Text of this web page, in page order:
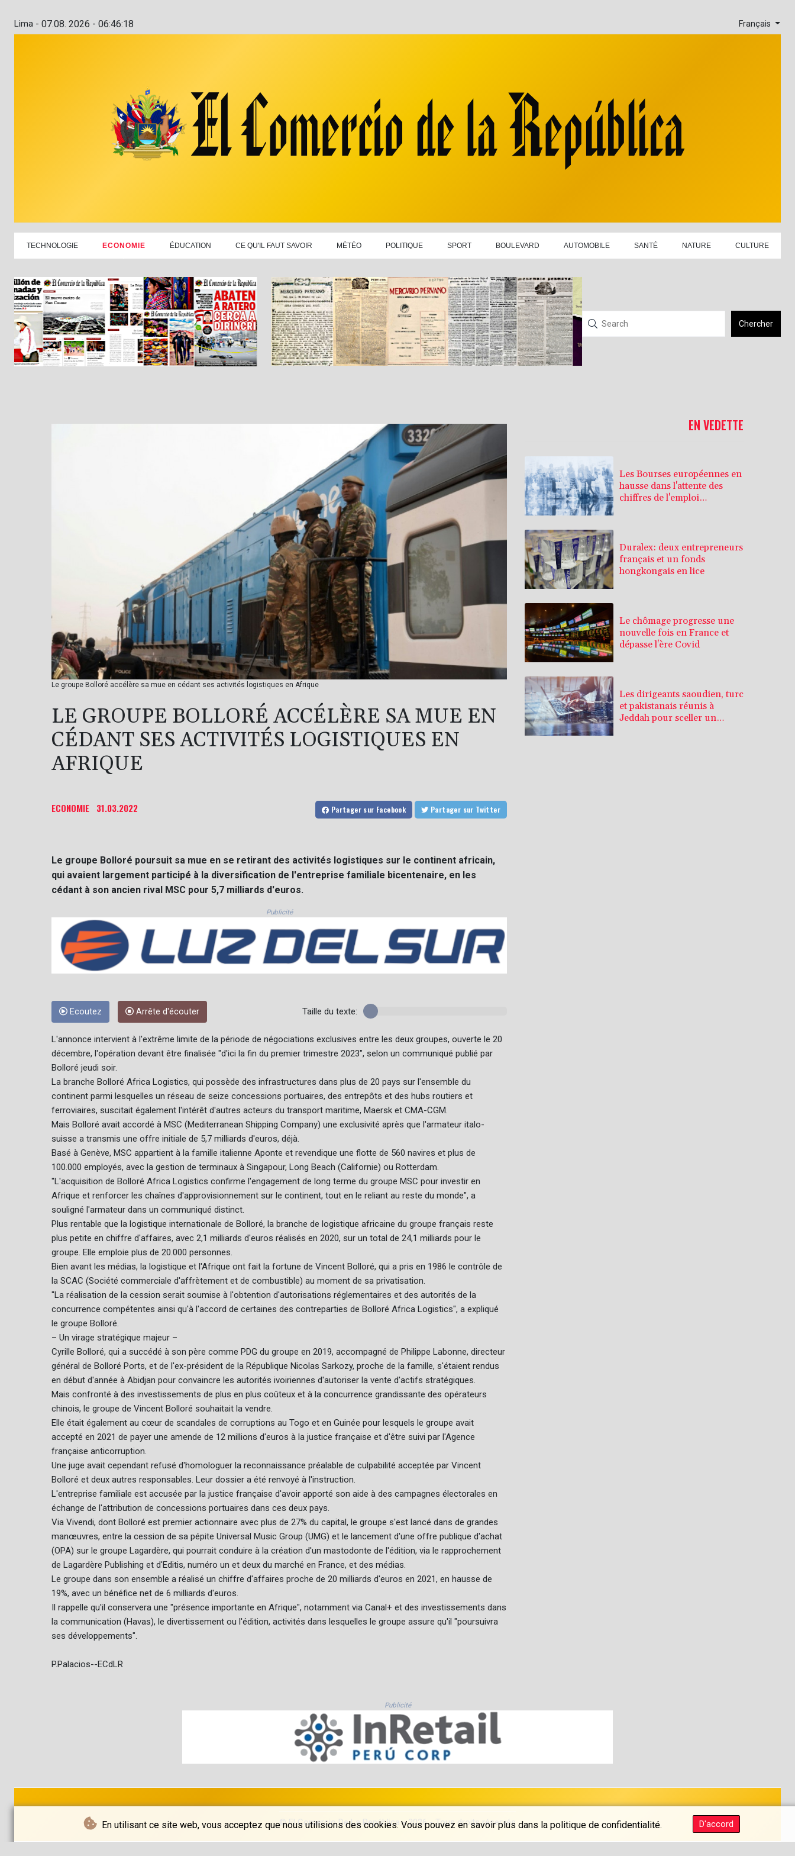
En utilisant ce site web, vous acceptez que nous utilisions des cookies. Vous pouvez en savoir plus dans la politique de confidentialité. D'accord
Lima - 07.08. 2026 - 06:46:19 Français
TECHNOLOGIE ECONOMIE ÉDUCATION CE QU'IL FAUT SAVOIR MÉTÉO POLITIQUE SPORT BOULEVARD AUTOMOBILE SANTÉ NATURE CULTURE
Chercher
Le groupe Bolloré accélère sa mue en cédant ses activités logistiques en Afrique
LE GROUPE BOLLORÉ ACCÉLÈRE SA MUE EN
CÉDANT SES ACTIVITÉS LOGISTIQUES EN
AFRIQUE
ECONOMIE 31.03.2022 Partager sur Facebook Partager sur Twitter
Le groupe Bolloré poursuit sa mue en se retirant des activités logistiques sur le continent africain,
qui avaient largement participé à la diversification de l'entreprise familiale bicentenaire, en les
cédant à son ancien rival MSC pour 5,7 milliards d'euros.
Publicité
Ecoutez Arrête d'écouter Taille du texte:
L'annonce intervient à l'extrême limite de la période de négociations exclusives entre les deux groupes, ouverte le 20
décembre, l'opération devant être finalisée "d'ici la fin du premier trimestre 2023", selon un communiqué publié par
Bolloré jeudi soir.
La branche Bolloré Africa Logistics, qui possède des infrastructures dans plus de 20 pays sur l'ensemble du
continent parmi lesquelles un réseau de seize concessions portuaires, des entrepôts et des hubs routiers et
ferroviaires, suscitait également l'intérêt d'autres acteurs du transport maritime, Maersk et CMA-CGM.
Mais Bolloré avait accordé à MSC (Mediterranean Shipping Company) une exclusivité après que l'armateur italo-
suisse a transmis une offre initiale de 5,7 milliards d'euros, déjà.
Basé à Genève, MSC appartient à la famille italienne Aponte et revendique une flotte de 560 navires et plus de
100.000 employés, avec la gestion de terminaux à Singapour, Long Beach (Californie) ou Rotterdam.
"L'acquisition de Bolloré Africa Logistics confirme l'engagement de long terme du groupe MSC pour investir en
Afrique et renforcer les chaînes d'approvisionnement sur le continent, tout en le reliant au reste du monde", a
souligné l'armateur dans un communiqué distinct.
Plus rentable que la logistique internationale de Bolloré, la branche de logistique africaine du groupe français reste
plus petite en chiffre d'affaires, avec 2,1 milliards d'euros réalisés en 2020, sur un total de 24,1 milliards pour le
groupe. Elle emploie plus de 20.000 personnes.
Bien avant les médias, la logistique et l'Afrique ont fait la fortune de Vincent Bolloré, qui a pris en 1986 le contrôle de
la SCAC (Société commerciale d'affrètement et de combustible) au moment de sa privatisation.
"La réalisation de la cession serait soumise à l'obtention d'autorisations réglementaires et des autorités de la
concurrence compétentes ainsi qu'à l'accord de certaines des contreparties de Bolloré Africa Logistics", a expliqué
le groupe Bolloré.
– Un virage stratégique majeur –
Cyrille Bolloré, qui a succédé à son père comme PDG du groupe en 2019, accompagné de Philippe Labonne, directeur
général de Bolloré Ports, et de l'ex-président de la République Nicolas Sarkozy, proche de la famille, s'étaient rendus
en début d'année à Abidjan pour convaincre les autorités ivoiriennes d'autoriser la vente d'actifs stratégiques.
Mais confronté à des investissements de plus en plus coûteux et à la concurrence grandissante des opérateurs
chinois, le groupe de Vincent Bolloré souhaitait la vendre.
Elle était également au cœur de scandales de corruptions au Togo et en Guinée pour lesquels le groupe avait
accepté en 2021 de payer une amende de 12 millions d'euros à la justice française et d'être suivi par l'Agence
française anticorruption.
Une juge avait cependant refusé d'homologuer la reconnaissance préalable de culpabilité acceptée par Vincent
Bolloré et deux autres responsables. Leur dossier a été renvoyé à l'instruction.
L'entreprise familiale est accusée par la justice française d'avoir apporté son aide à des campagnes électorales en
échange de l'attribution de concessions portuaires dans ces deux pays.
Via Vivendi, dont Bolloré est premier actionnaire avec plus de 27% du capital, le groupe s'est lancé dans de grandes
manœuvres, entre la cession de sa pépite Universal Music Group (UMG) et le lancement d'une offre publique d'achat
(OPA) sur le groupe Lagardère, qui pourrait conduire à la création d'un mastodonte de l'édition, via le rapprochement
de Lagardère Publishing et d'Editis, numéro un et deux du marché en France, et des médias.
Le groupe dans son ensemble a réalisé un chiffre d'affaires proche de 20 milliards d'euros en 2021, en hausse de
19%, avec un bénéfice net de 6 milliards d'euros.
Il rappelle qu'il conservera une "présence importante en Afrique", notamment via Canal+ et des investissements dans
la communication (Havas), le divertissement ou l'édition, activités dans lesquelles le groupe assure qu'il "poursuivra
ses développements".
P.Palacios--ECdLR
EN VEDETTE
Les Bourses européennes en
hausse dans l'attente des
chiffres de l'emploi
Duralex: deux entrepreneurs
français et un fonds
hongkongais en lice
Le chômage progresse une
nouvelle fois en France et
dépasse l'ère Covid
Les dirigeants saoudien, turc
et pakistanais réunis à
Jeddah pour sceller un
Publicité
© El Comercio De La República - 2026 - Tous droits réservés